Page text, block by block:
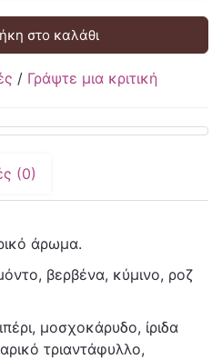
στο καλάθι
/ Γράψτε μια κριτική
(0)
άρωμα.
βερβένα, κύμινο, ροζ
μοσχοκάρυδο, ίριδα
τριαντάφυλλο,